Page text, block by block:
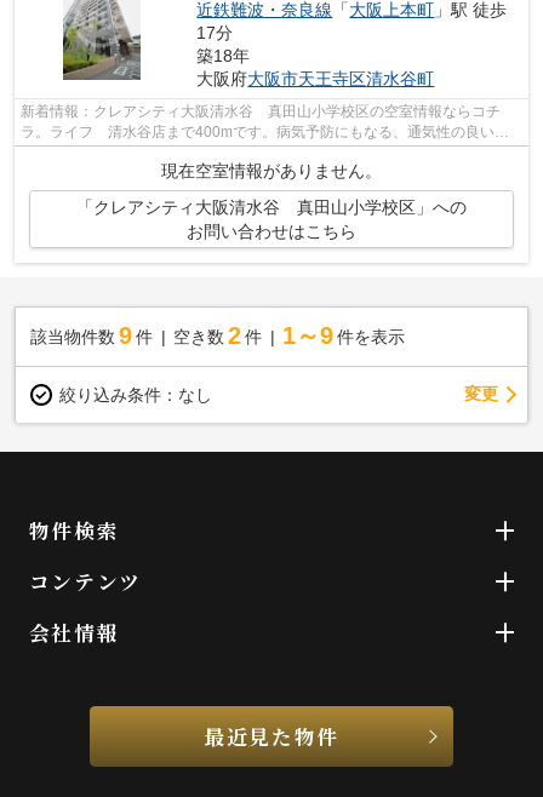
近鉄難波・奈良線 「大阪上本町 」駅 徒歩
17分
築18年
大阪府大阪市天王寺区清水谷町
新着情報：クレアシティ大阪清水谷 真田山小学校区の空室情報ならコチ
ラ。ライフ 清水谷店まで400mです。病気予防にもなる、通気性の良い快
適な物件です。ポイントやマイルが貯まる...
現在空室情報がありません。
「クレアシティ大阪清水谷 真田山小学校区」への
お問い合わせはこちら
該当物件数 9件 空き数 2 件 1～9 件を表示
絞り込み条件： なし 変更
物件検索
コンテンツ
会社情報
最近見た物件